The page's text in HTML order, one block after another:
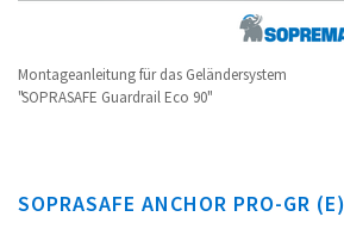
Montageanleitung für das Geländersystem
"SOPRASAFE Guardrail Eco 90"
SOPRASAFE ANCHOR PRO-GR (E)